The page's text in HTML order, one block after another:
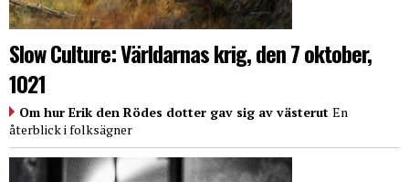
Slow Culture: Världarnas krig, den 7 oktober,
1021
Om hur Erik den Rödes dotter gav sig av västerut En
återblick i folksägner